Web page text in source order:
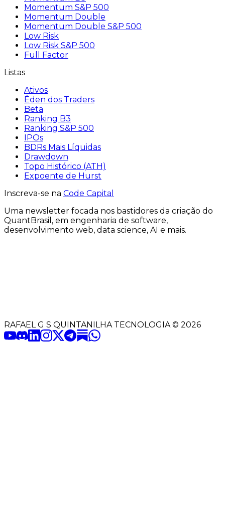
Momentum S&P 500
Momentum Double
Momentum Double S&P 500
Low Risk
Low Risk S&P 500
Full Factor
Listas
Ativos
Éden dos Traders
Beta
Ranking B3
Ranking S&P 500
IPOs
BDRs Mais Líquidas
Drawdown
Topo Histórico (ATH)
Expoente de Hurst
Inscreva-se na Code Capital
Uma newsletter focada nos bastidores da criação do
QuantBrasil , em engenharia de software,
desenvolvimento web, data science, AI e mais.
RAFAEL G S QUINTANILHA TECNOLOGIA© 2026